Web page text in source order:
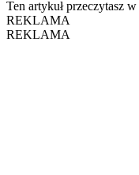
Ten artykuł przeczytasz w
REKLAMA
REKLAMA